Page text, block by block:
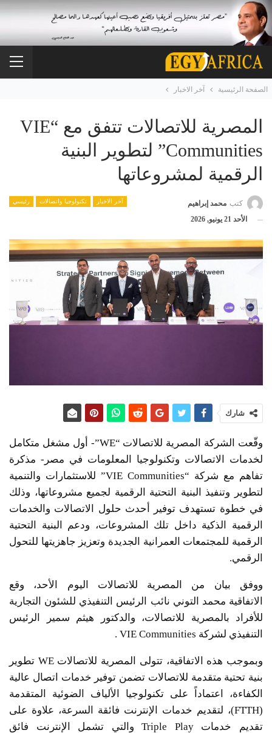
الصفحة الرئيسية آخر الاخبار
المصرية للاتصالات تتفق مع “VIE
Communities” لتطوير البنية
الرقمية لمشروعاتها
آخر الاخبار تكنولوجيا واتصالات رئيسي كتب محمد إبراهيم
الأحد 21 يونيو, 2026
شارك
وقّعت الشركة المصرية للاتصالات “WE”- أول مشغل متكامل
لخدمات الاتصالات وتكنولوجيا المعلومات في مصر- مذكرة
تفاهم مع شركة “VIE Communities” للاستثمارات والتنمية
لتطوير وتنفيذ البنية التحتية الرقمية لجميع مشروعاتها، وذلك
في خطوة تستهدف توفير أحدث حلول الاتصالات والخدمات
الرقمية الذكية داخل تلك المشروعات، ودعم البنية التحتية
الرقمية للمجتمعات العمرانية الجديدة وتعزيز جاهزيتها للتحول
الرقمي.
ووفق بيان من المصرية للاتصالات اليوم الأحد، وقع
الاتفاقية محمد التوني نائب الرئيس التنفيذي للشئون التجارية
للأفراد بالمصرية للاتصالات، والدكتور هيثم سمير الرئيس
التنفيذي لشركة VIE Communities .
وبموجب هذه الاتفاقية، تتولى المصرية للاتصالات WE تطوير
بنية تحتية متقدمة للاتصالات تضمن توفير خدمات اتصال عالية
الكفاءة، اعتماداً على تكنولوجيا الألياف الضوئية المتقدمة
(FTTH)، لتقديم خدمات الإنترنت فائقة السرعة، علاوة على
تقديم خدمات Triple Play والتي تشمل الإنترنت فائق